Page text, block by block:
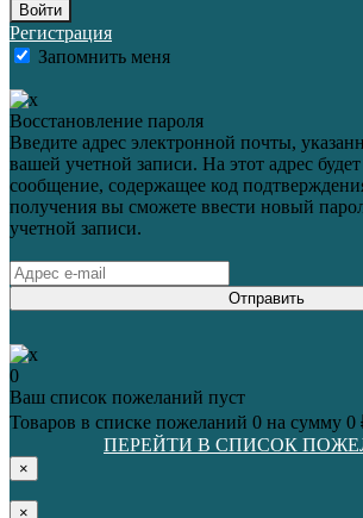
Войти
Регистрация
Запомнить меня
Восстановление пароля
Введите адрес электронной почты,
вашей учетной записи. На этот адрес
сообщение, содержащее код
получения вы сможете ввести новый
учетной записи.
Отправить
0
Ваш список пожеланий пуст
Товаров в списке пожеланий 0 на сумму 0
ПЕРЕЙТИ В СПИСОК
×
×